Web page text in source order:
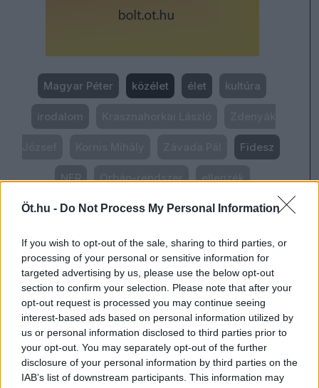
Öt.hu - Do Not Process My Personal Information
If you wish to opt-out of the sale, sharing to third parties, or
processing of your personal or sensitive information for
targeted advertising by us, please use the below opt-out
section to confirm your selection. Please note that after your
opt-out request is processed you may continue seeing
interest-based ads based on personal information utilized by
us or personal information disclosed to third parties prior to
your opt-out. You may separately opt-out of the further
disclosure of your personal information by third parties on the
IAB’s list of downstream participants. This information may
Magyar Péter közélet élet kultúra
irodalom
Fidesz
NER Orbán-rendszer ellenzék
Hangoskönyv Makai Máté Dr. Ratius
#HONT ANDRÁS
#CEGLÉDI ZOLTÁN
#KONOK PÉTER
#SCHIFFER ANDRÁS
#BALOGH GÁBOR
#NEFELEJCS GERGŐ